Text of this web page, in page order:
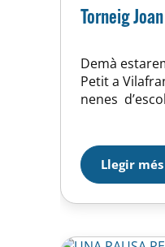
Torneig
Demà
Petit a
nenes
Llegir més